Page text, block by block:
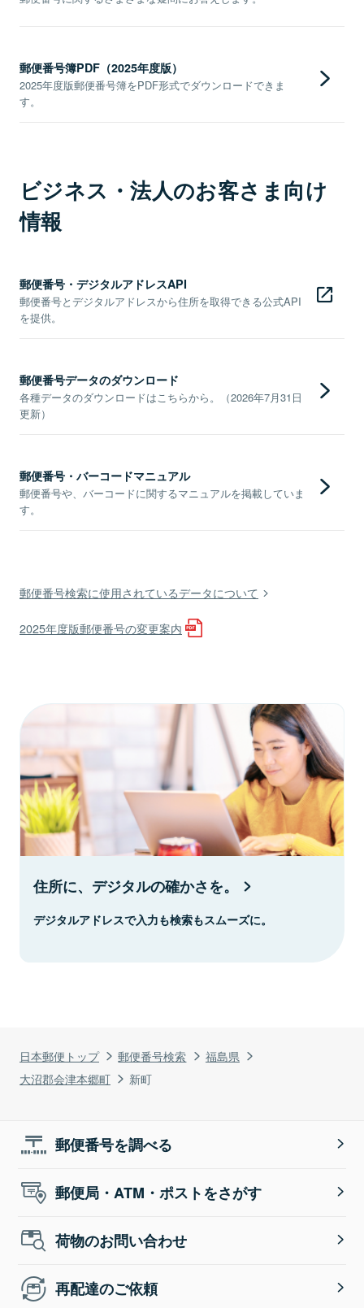
日本郵便トップ 郵便番号検索
福島県
大沼郡会津本郷町
新町
郵便番号簿PDF（2025年度版）
2025年度版郵便番号簿をPDF形式でダウンロードできま
す。
ビジネス・法人のお客さま向け
情報
郵便番号・デジタルアドレスAPI
郵便番号とデジタルアドレスから住所を取得できる公式API
を提供。
郵便番号データのダウンロード
各種データのダウンロードはこちらから。（2026年7月31日
更新）
郵便番号・バーコードマニュアル
郵便番号や、バーコードに関するマニュアルを掲載していま
す。
郵便番号検索に使用されているデータについて
2025年度版郵便番号の変更案内
住所に、デジタルの確かさを。
デジタルアドレスで入力も検索もスムーズに。
郵便番号を調べる
郵便局・ATM・ポストをさがす
荷物のお問い合わせ
再配達のご依頼